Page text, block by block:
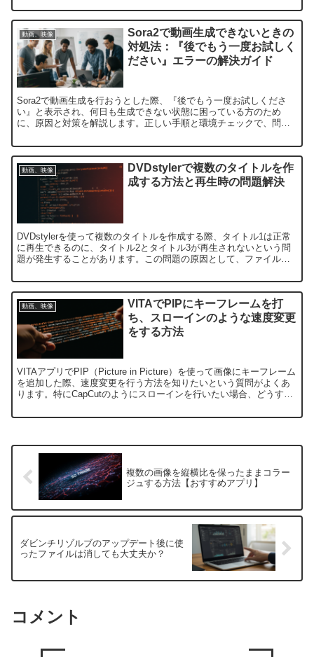
動画、映像
Sora2で動画生成できないときの
対処法：『後でもう一度お試しく
ださい』エラーの解決ガイド
Sora2で動画生成を行おうとした際、『後でもう一度お試しくださ
い』と表示され、何日も生成できない状態に困っている方のため
に、原因と対策を解説します。正しい手順と環境チェックで、問題
動画、映像
DVDstylerで複数のタイトルを作
成する方法と再生時の問題解決
DVDstylerを使って複数のタイトルを作成する際、タイトル1は正常
に再生できるのに、タイトル2とタイトル3が再生されないという問
題が発生することがあります。この問題の原因として、ファイル形
動画、映像
VITAでPIPにキーフレームを打
ち、スローインのような速度変更
をする方法
VITAアプリでPIP（Picture in Picture）を使って画像にキーフレーム
を追加した際、速度変更を行う方法を知りたいという質問がよくあ
ります。特にCapCutのようにスローインを行いたい場合、どうすれ
複数の画像を縦横比を保ったままコラー
ジュする方法【おすすめアプリ】
ダビンチリゾルブのアップデート後に使
ったファイルは消しても大丈夫か？
コメント